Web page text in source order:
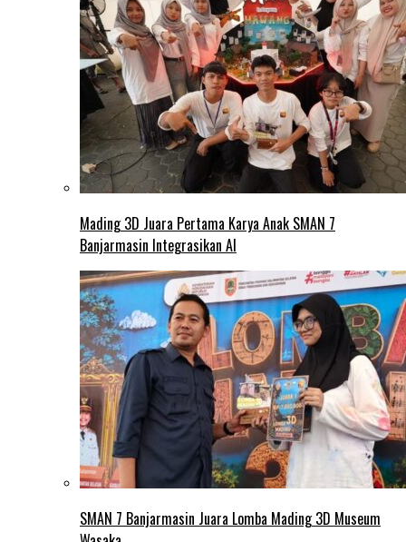
Mading 3D Juara Pertama Karya Anak SMAN 7
Banjarmasin Integrasikan AI
SMAN 7 Banjarmasin Juara Lomba Mading 3D Museum